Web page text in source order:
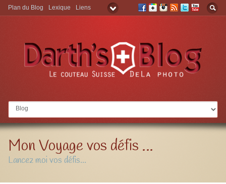
Aller à:
Plan du Blog Lexique Liens
Mon Voyage vos défis …
Lancez moi vos défis...